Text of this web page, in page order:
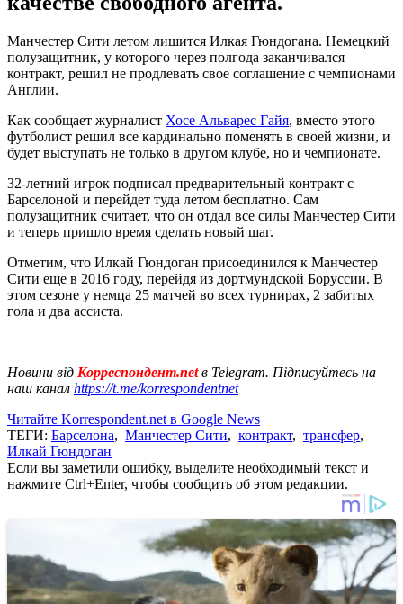
Манчестер Сити летом лишится Илкая Гюндогана. Немецкий
полузащитник, у которого через полгода заканчивался
контракт, решил не продлевать свое соглашение с чемпионами
Англии.
Как сообщает журналист Хосе Альварес Гайя, вместо этого
футболист решил все кардинально поменять в своей жизни, и
будет выступать не только в другом клубе, но и чемпионате.
32-летний игрок подписал предварительный контракт с
Барселоной и перейдет туда летом бесплатно. Сам
полузащитник считает, что он отдал все силы Манчестер Сити
и теперь пришло время сделать новый шаг.
Отметим, что Илкай Гюндоган присоединился к Манчестер
Сити еще в 2016 году, перейдя из дортмундской Боруссии. В
этом сезоне у немца 25 матчей во всех турнирах, 2 забитых
гола и два ассиста.
Новини від Корреспондент.netв Telegram. Підписуйтесь на
наш канал https://t.me/korrespondentnet
Читайте Korrespondent.net в Google News
ТЕГИ: Барселона, Манчестер Сити, контракт, трансфер,
Илкай Гюндоган
Если вы заметили ошибку, выделите необходимый текст и
нажмите Ctrl+Enter, чтобы сообщить об этом редакции.